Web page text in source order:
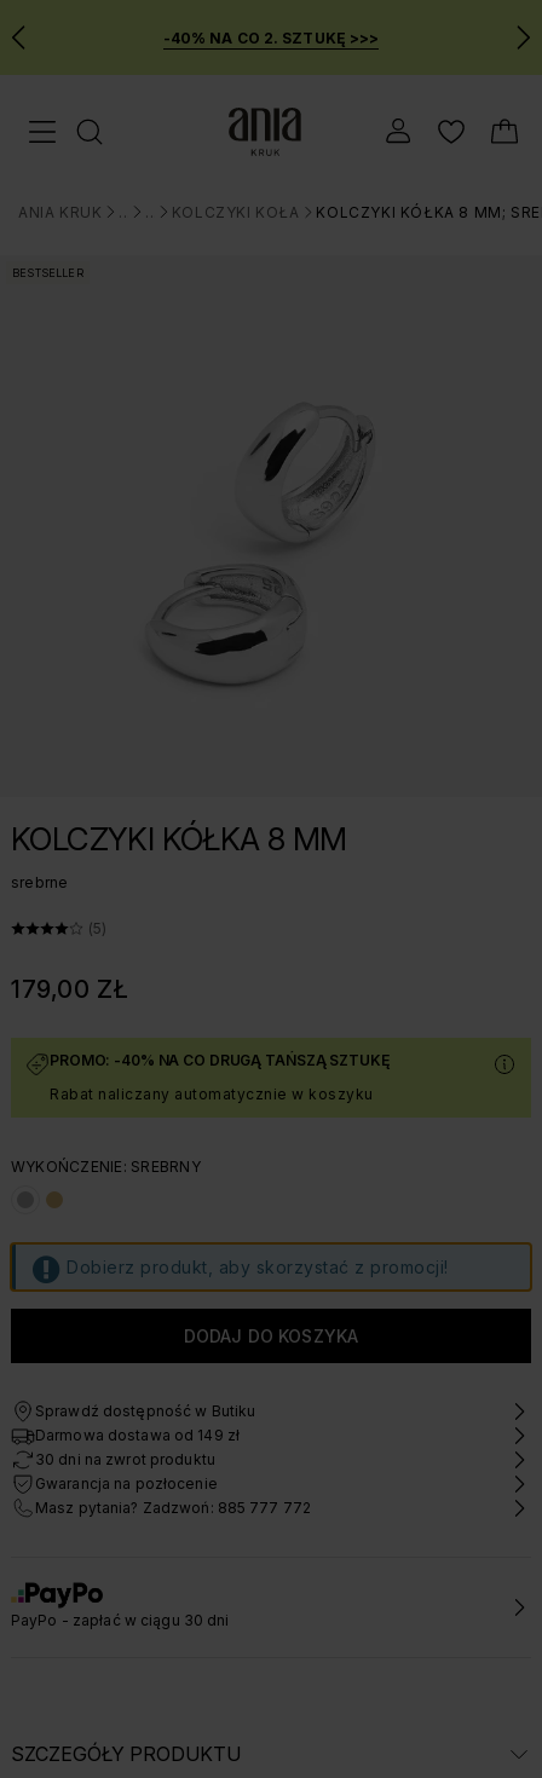
Przejdź
do
MENU
-40% NA CO 2. SZTUKĘ >>>
Menu mobilne
ANIA KRUK
>
BIŻUTERIA
>
KOLCZYKI
>
KOLCZYKI KOŁA
>
KOLCZYKI KÓŁKA 8 MM;
BESTSELLER
KOLCZYKI KÓŁKA 8 MM
srebrne
ŚREDNIA OCENA: 4.2 Z 5, LICZBA OPINII: 5
(5)
179,00 ZŁ
PROMO: -40% NA CO DRUGĄ TAŃSZĄ SZTUKĘ
Rabat naliczany automatycznie w koszyku
WYKOŃCZENIE: SREBRNY
Dobierz produkt, aby skorzystać z promocji!
Sprawdź dostępność w Butiku
Darmowa dostawa od 149 zł
30 dni na zwrot produktu
Gwarancja na pozłocenie
Masz pytania? Zadzwoń: 885 777 772
PayPo - zapłać w ciągu 30 dni
SZCZEGÓŁY PRODUKTU